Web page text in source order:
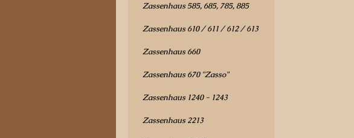
Zassenhaus 585, 685, 785, 885
Zassenhaus 610 / 611 / 612 / 613
Zassenhaus 660
Zassenhaus 670 "Zasso"
Zassenhaus 1240 - 1243
Zassenhaus 2213